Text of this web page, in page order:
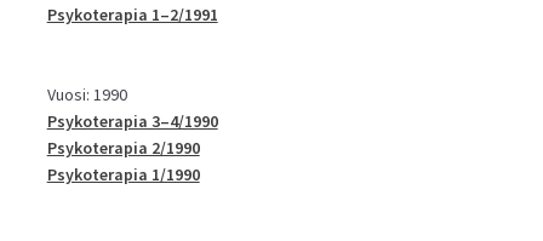
Psykoterapia 1–2/1991
Vuosi: 1990
Psykoterapia 3–4/1990
Psykoterapia 2/1990
Psykoterapia 1/1990